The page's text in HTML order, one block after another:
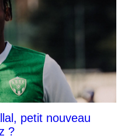
petit nouveau
?